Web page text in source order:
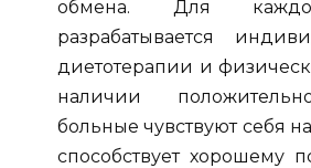
обмена. Для
разрабатывается
диетотерапии и
наличии
больные чувствуют себя
способствует хорошему